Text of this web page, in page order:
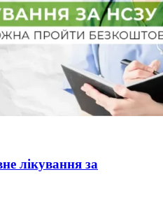
лікування за